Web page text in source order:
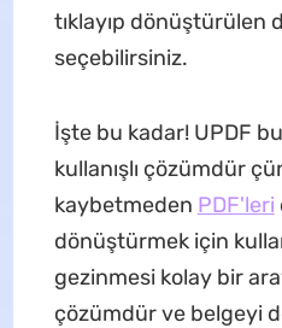
tıklayıp dönüştürülen
seçebilirsiniz.
İşte bu kadar! UPDF
kullanışlı çözümdür
kaybetmeden PDF'leri
dönüştürmek için
gezinmesi kolay bir
çözümdür ve belgeyi